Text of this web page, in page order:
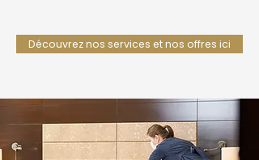
Découvrez nos services et nos offres ici